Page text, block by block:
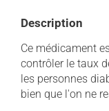
Description
Ce médicament
contrôler le taux
les personnes
bien que l'on ne